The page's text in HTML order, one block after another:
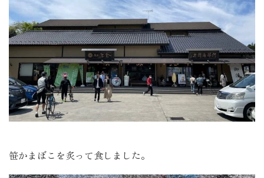
笹かまぼこを炙って食しました。